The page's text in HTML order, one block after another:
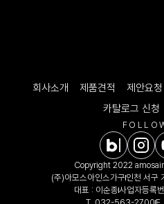
회사소개 제품견적 제안요청
카탈로그 신청
Copyright 2022
(주)아모스아인스가구인천 서구
대표 : 이순종사업자등록